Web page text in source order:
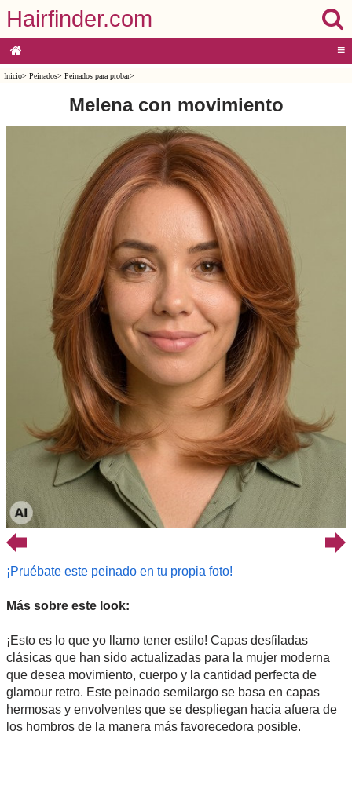
Hairfinder.com
≡
Inicio> Peinados> Peinados para probar>
Melena con movimiento
¡Pruébate este peinado en tu propia foto!
Más sobre este look:
¡Esto es lo que yo llamo tener estilo! Capas desfiladas
clásicas que han sido actualizadas para la mujer moderna
que desea movimiento, cuerpo y la cantidad perfecta de
glamour retro. Este peinado semilargo se basa en capas
hermosas y envolventes que se despliegan hacia afuera de
los hombros de la manera más favorecedora posible.